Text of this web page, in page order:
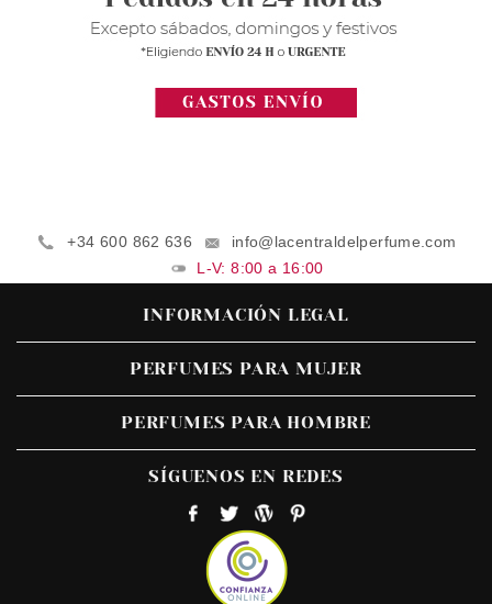
+34 600 862 636
info@lacentraldelperfume.com
L-V: 8:00 a 16:00
INFORMACIÓN LEGAL
PERFUMES PARA MUJER
PERFUMES PARA HOMBRE
SÍGUENOS EN REDES